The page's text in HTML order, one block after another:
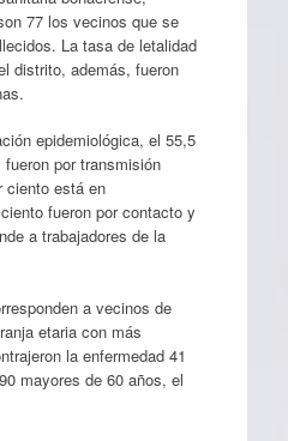
77 los vecinos que se
La tasa de letalidad
distrito, además, fueron
epidemiológica, el 55,5
por transmisión
ciento está en
fueron por contacto y
a trabajadores de la
a vecinos de
etaria con más
la enfermedad 41
mayores de 60 años, el